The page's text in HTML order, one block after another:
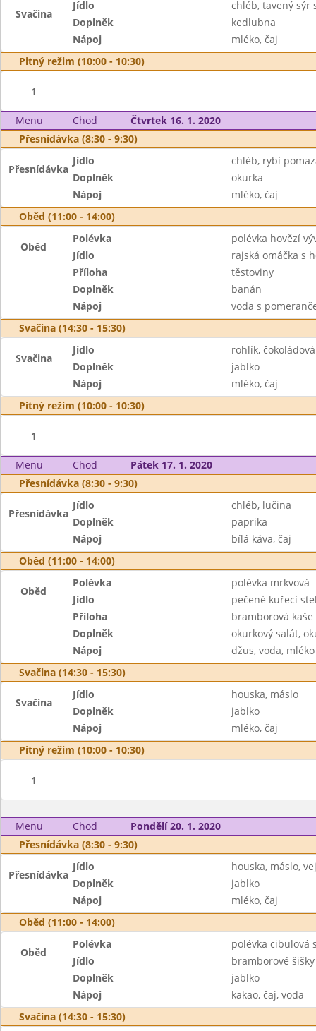
Svačina
Jídlo
chléb, tavený sýr
Doplněk
kedlubna
Nápoj
mléko, čaj
Pitný režim (10:00 - 10:30)
1
Menu Chod
Čtvrtek 16. 1. 2020
Přesnídávka (8:30 - 9:30)
Přesnídávka
Jídlo
chléb, rybí
Doplněk
okurka
Nápoj
mléko, čaj
Oběd (11:00 - 14:00)
Oběd
Polévka
polévka hovězí
Jídlo
rajská omáčka s
Příloha
těstoviny
Doplněk
banán
Nápoj
voda s
Svačina (14:30 - 15:30)
Svačina
Jídlo
rohlík,
Doplněk
jablko
Nápoj
mléko, čaj
Pitný režim (10:00 - 10:30)
1
Menu Chod
Pátek 17. 1. 2020
Přesnídávka (8:30 - 9:30)
Přesnídávka
Jídlo
chléb, lučina
Doplněk
paprika
Nápoj
bílá káva, čaj
Oběd (11:00 - 14:00)
Oběd
Polévka
polévka mrkvová
Jídlo
pečené kuřecí
Příloha
bramborová kaše
Doplněk
okurkový salát,
Nápoj
džus, voda, mléko
Svačina (14:30 - 15:30)
Svačina
Jídlo
houska, máslo
Doplněk
jablko
Nápoj
mléko, čaj
Pitný režim (10:00 - 10:30)
1
Menu Chod
Pondělí 20. 1. 2020
Přesnídávka (8:30 - 9:30)
Přesnídávka
Jídlo
houska, máslo,
Doplněk
jablko
Nápoj
mléko, čaj
Oběd (11:00 - 14:00)
Oběd
Polévka
polévka cibulová
Jídlo
bramborové
Doplněk
jablko
Nápoj
kakao, čaj, voda
Svačina (14:30 - 15:30)